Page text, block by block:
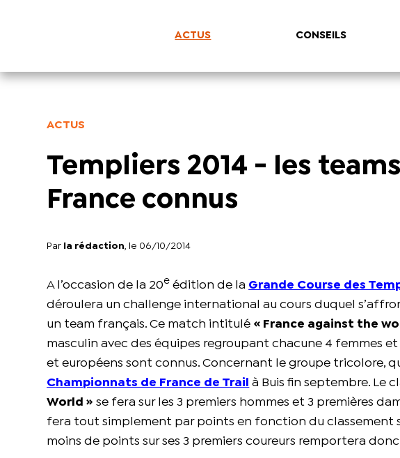
ACTUS CONSEILS
ACTUS
Templiers 2014 - les
France connus
Par la rédaction , le 06/10/2014
A l’occasion de la 20e édition de la Grande Course des
déroulera un challenge international au cours duquel
un team français. Ce match intitulé « France against the
masculin avec des équipes regroupant chacune 4 femmes
et européens sont connus. Concernant le groupe tricolore,
Championnats de France de Trail
à Buis fin septembre. Le
World » se fera sur les 3 premiers hommes et 3 premières
fera tout simplement par points en fonction du classement
moins de points sur ses 3 premiers coureurs remportera